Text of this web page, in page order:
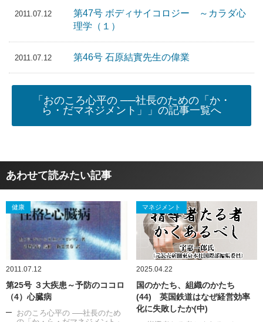
2011.07.12
第47号 ボディサイコロジー ～カラダ心
理学（１）
2011.07.12 第46号 石原結實先生の偉業
「おのころ心平の ──社長のための「か・
ら・だマネジメント」」の記事一覧へ
あわせて読みたい記事
健康
2011.07.12
第25号 ３大疾患～予防のココロ
（4）心臓病
おのころ心平の ──社長のため
マネジメント
2025.04.22
国のかたち、組織のかたち
(44) 英国鉄道はなぜ経営効率
化に失敗したか(中)